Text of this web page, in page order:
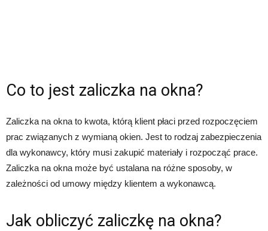
Co to jest zaliczka na okna?
Zaliczka na okna to kwota, którą klient płaci przed rozpoczęciem
prac związanych z wymianą okien. Jest to rodzaj zabezpieczenia
dla wykonawcy, który musi zakupić materiały i rozpocząć prace.
Zaliczka na okna może być ustalana na różne sposoby, w
zależności od umowy między klientem a wykonawcą.
Jak obliczyć zaliczkę na okna?